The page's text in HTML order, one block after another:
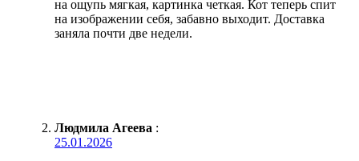
на ощупь мягкая, картинка четкая. Кот теперь спит
на изображении себя, забавно выходит. Доставка
заняла почти две недели.
Людмила Агеева :
25.01.2026